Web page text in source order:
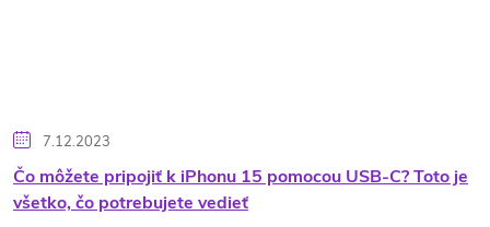
7.12.2023
Čo môžete pripojiť k iPhonu 15 pomocou USB-C? Toto je
všetko, čo potrebujete vedieť